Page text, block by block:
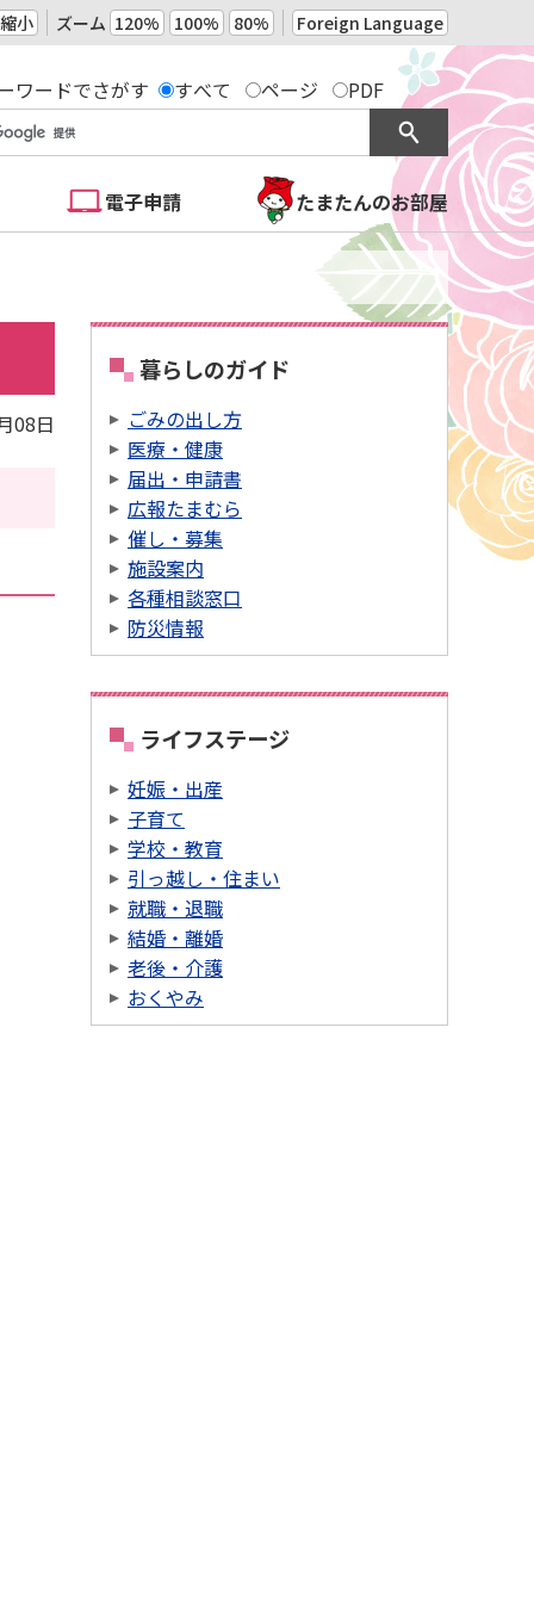
縮小 ズーム 120% 100% 80% Foreign Language
ワードでさがす すべて ページ PDF
電子申請 たまたんのお部屋
08日
暮らしのガイド
ごみの出し方
医療・健康
届出・申請書
広報たまむら
催し・募集
施設案内
各種相談窓口
防災情報
ライフステージ
妊娠・出産
子育て
学校・教育
引っ越し・住まい
就職・退職
結婚・離婚
老後・介護
おくやみ